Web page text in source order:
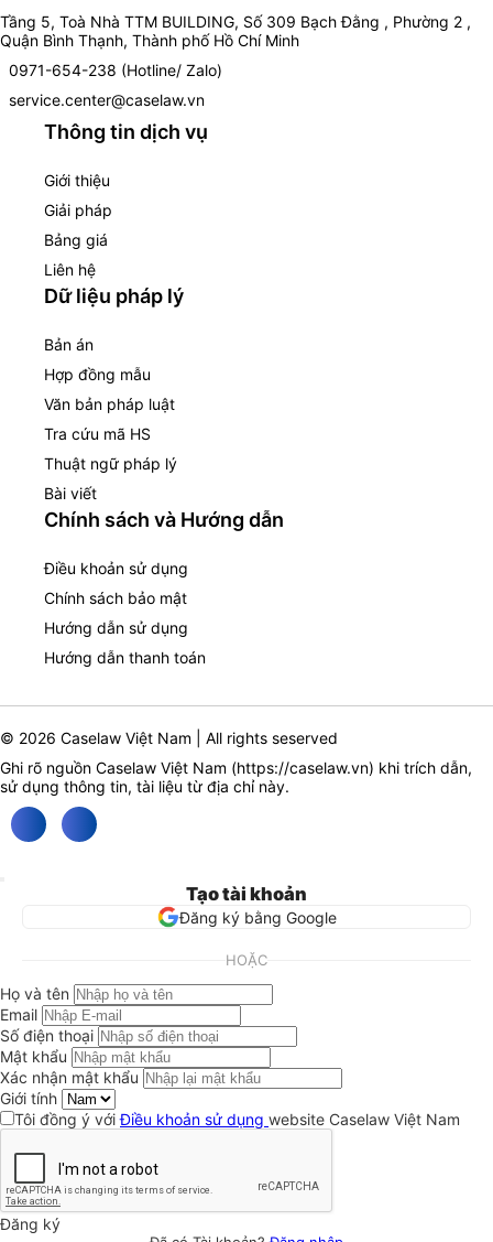
Tầng 5, Toà Nhà TTM BUILDING, Số 309 Bạch Đằng , Phường 2 ,
Quận Bình Thạnh, Thành phố Hồ Chí Minh
0971-654-238 (Hotline/ Zalo)
service.center@caselaw.vn
Thông tin dịch vụ
Giới thiệu
Giải pháp
Bảng giá
Liên hệ
Dữ liệu pháp lý
Bản án
Hợp đồng mẫu
Văn bản pháp luật
Tra cứu mã HS
Thuật ngữ pháp lý
Bài viết
Chính sách và Hướng dẫn
Điều khoản sử dụng
Chính sách bảo mật
Hướng dẫn sử dụng
Hướng dẫn thanh toán
© 2026 Caselaw Việt Nam | All rights seserved
Ghi rõ nguồn Caselaw Việt Nam (https://caselaw.vn) khi trích dẫn,
sử dụng thông tin, tài liệu từ địa chỉ này.
Tạo tài khoản
Đăng ký bằng Google
HOẶC
Họ và tên
Email
Số điện thoại
Mật khẩu
Xác nhận mật khẩu
Giới tính
Tôi đồng ý vớiĐiều khoản sử dụng website Caselaw Việt Nam
Đăng ký